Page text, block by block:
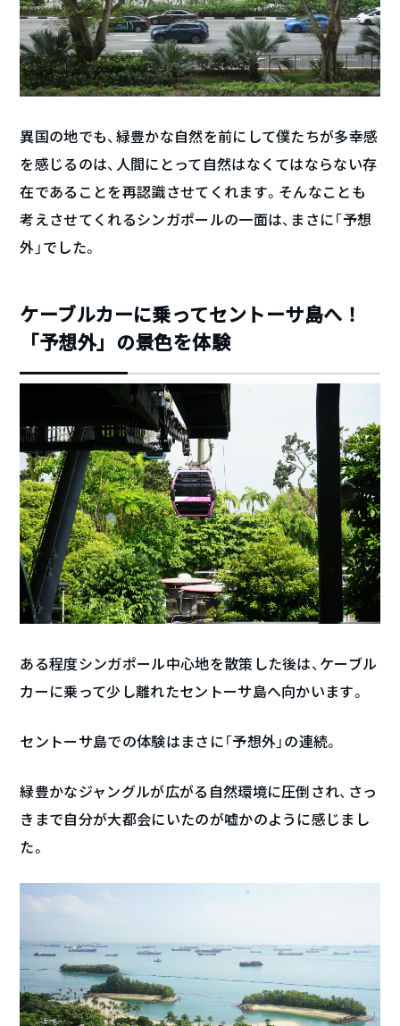
異国の地でも、緑豊かな自然を前にして僕たちが多幸感
を感じるのは、人間にとって自然はなくてはならない存
在であることを再認識させてくれます。そんなことも
考えさせてくれるシンガポールの一面は、まさに「予想
外」でした。
ケーブルカーに乗ってセントーサ島へ！
「予想外」の景色を体験
ある程度シンガポール中心地を散策した後は、ケーブル
カーに乗って少し離れたセントーサ島へ向かいます。
セントーサ島での体験はまさに「予想外」の連続。
緑豊かなジャングルが広がる自然環境に圧倒され、さっ
きまで自分が大都会にいたのが嘘かのように感じまし
た。